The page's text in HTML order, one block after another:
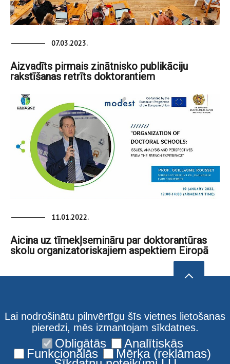
07.03.2023.
Aizvadīts pirmais zinātnisko publikāciju
rakstīšanas retrīts doktorantiem
11.01.2022.
Aicina uz tīmekļsemināru par doktorantūras
skolu organizatoriskajiem aspektiem Eiropā
Lai nodrošinātu pilnvērtīgu šīs vietnes lietošanas
pieredzi, mēs izmantojam sīkdatnes.
Obligātās Analītiskās
Funkcionālās Mērķa (reklāmas)